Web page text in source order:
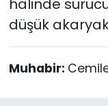
düşük
Muhabir: